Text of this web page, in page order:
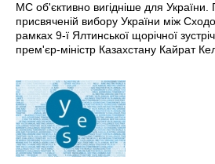
МС об'єктивно вигідніше для України.
присвяченій вибору України між
рамках 9-ї Ялтинської щорічної
прем'єр-міністр Казахстану Кайрат